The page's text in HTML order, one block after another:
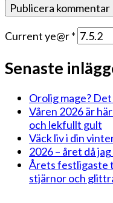
Current ye@r*
Senaste
Orolig mage?
Våren 2026 är
och lekfullt gult
Väck liv i din
2026 – året då
Årets festligaste
stjärnor och